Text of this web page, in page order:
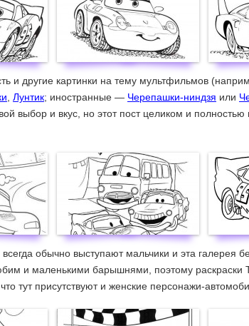
и другие картинки на тему мультфильмов
Лунтик; иностранные — Черепашки-ниндзя или
выбор и вкус, но этот пост целиком и
обычно выступают мальчики и эта галерея
и маленькими барышнями, поэтому раскраски
тут присутствуют и женские персонажи-